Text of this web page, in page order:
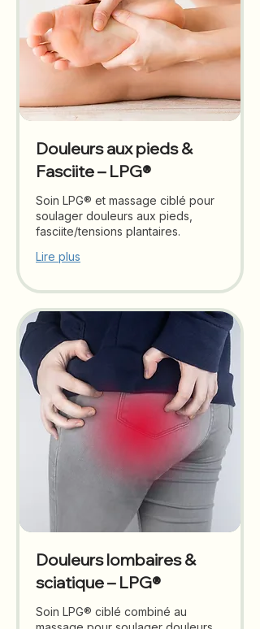
Douleurs aux pieds &
Fasciite – LPG®
Soin LPG® et massage ciblé pour
soulager douleurs aux pieds,
fasciite/tensions plantaires.
Lire plus
Douleurs lombaires &
sciatique – LPG®
Soin LPG® ciblé combiné au